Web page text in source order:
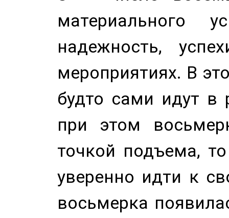
материального
надежность,
мероприятиях. В
будто сами идут в
при этом
точкой подъема,
уверенно идти к
восьмерка